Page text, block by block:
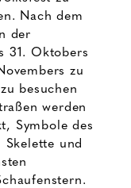
Nach dem
der
31. Oktobers
zu
besuchen
werden
Symbole des
Skelette und